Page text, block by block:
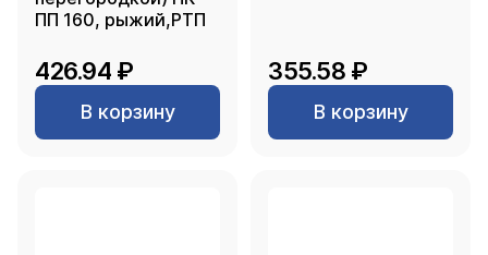
ПП 160, рыжий,РТП
426.94 ₽
В корзину
355.58 ₽
В корзину